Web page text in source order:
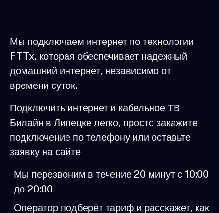
Мы подключаем интернет по технологии
FTTx, которая обеспечивает надежный
домашний интернет, независимо от
времени суток.
Подключить интернет и кабельное ТВ
Билайн в Липецке легко, просто закажите
подключение по телефону или оставьте
заявку на сайте
Мы перезвоним в течение 20 минут с 10:00
до 20:00
Оператор подберёт тариф и расскажет, как